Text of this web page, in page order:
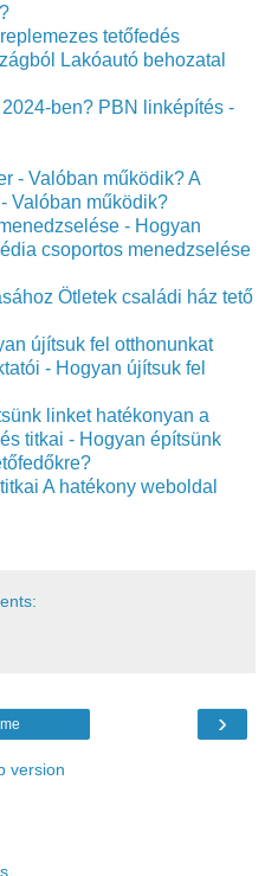
tetőfedés
Lakóautó behozatal
ben? PBN linképítés -
- Valóban működik?A
Valóban működik?
- Hogyan
csoportos menedzselése
Ötletek családi ház tető
újítsuk fel otthonunkat
- Hogyan újítsuk fel
linket hatékonyan a
titkai - Hogyan építsünk
A hatékony weboldal
›
version